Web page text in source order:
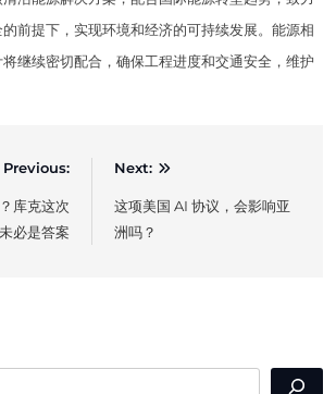
前提下，实现环境和经济的可持续发展。能源相
继续密切配合，确保工程进度和交通安全，维护
Previous:
库克这次
必是答案
Next:
这项美国 AI 协议，会影响亚
洲吗？